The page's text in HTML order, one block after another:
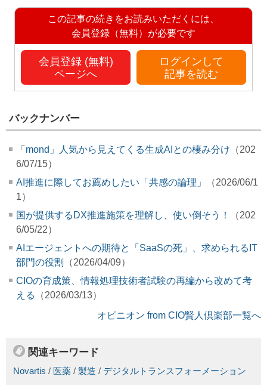
この記事の続きをお読みいただくには、
会員登録（無料）が必要です
会員登録 (無料)
ページへ
ログインして
記事を読む
バックナンバー
「mond」人気から見えてくる生成AIとの棲み分け （202
6/07/15）
AI推進に際してお薦めしたい「共感の論理」
（2026/06/1
1）
国が提供するDX推進施策を理解し、使い倒そう！
（202
6/05/22）
AIエージェントへの期待と「SaaSの死」、求められるIT
部門の役割
（2026/04/09）
CIOの育成策、情報処理技術者試験の再編から改めて考
える
（2026/03/13）
オピニオン from CIO賢人倶楽部一覧へ
関連キーワード
Novartis / 医薬 / 製造 / デジタルトランスフォーメーション